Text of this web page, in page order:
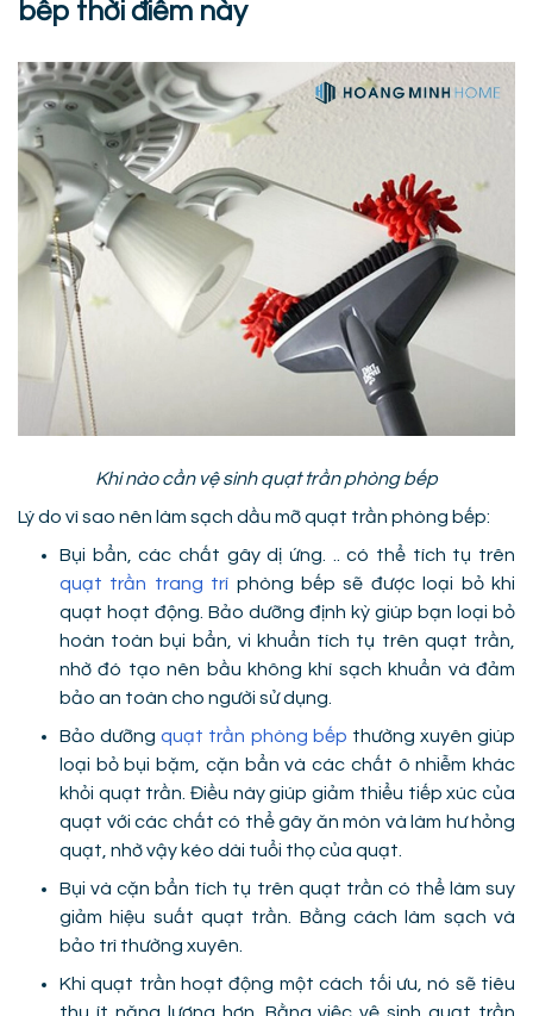
bếp thời điểm này
Khi nào cần vệ sinh quạt trần phòng bếp
Lý do vì sao nên làm sạch dầu mỡ quạt trần phòng bếp:
Bụi bẩn, các chất gây dị ứng. .. có thể tích tụ trên
quạt trần trang trí phòng bếp sẽ được loại bỏ khi
quạt hoạt động. Bảo dưỡng định kỳ giúp bạn loại bỏ
hoàn toàn bụi bẩn, vi khuẩn tích tụ trên quạt trần,
nhờ đó tạo nên bầu không khí sạch khuẩn và đảm
bảo an toàn cho người sử dụng.
Bảo dưỡngquạt trần phòng bếp thường xuyên giúp
loại bỏ bụi bặm, cặn bẩn và các chất ô nhiễm khác
khỏi quạt trần. Điều này giúp giảm thiểu tiếp xúc của
quạt với các chất có thể gây ăn mòn và làm hư hỏng
quạt, nhờ vậy kéo dài tuổi thọ của quạt.
Bụi và cặn bẩn tích tụ trên quạt trần có thể làm suy
giảm hiệu suất quạt trần. Bằng cách làm sạch và
bảo trì thường xuyên.
Khi quạt trần hoạt động một cách tối ưu, nó sẽ tiêu
thụ ít năng lượng hơn. Bằng việc vệ sinh quạt trần